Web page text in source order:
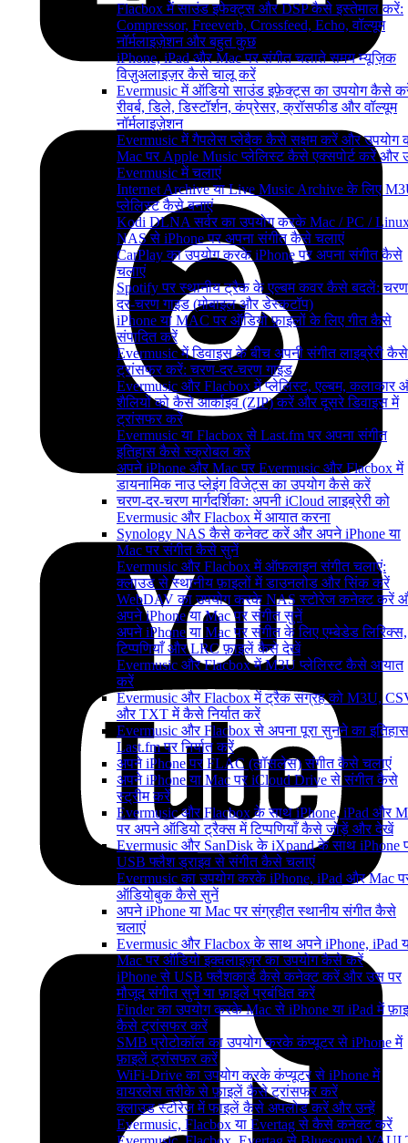
Flacbox में साउंड इफेक्ट्स और DSP कैसे इस्तेमाल करें:
Compressor, Freeverb, Crossfeed, Echo, वॉल्यूम
नॉर्मलाइज़ेशन और बहुत कुछ
iPhone, iPad और Mac पर संगीत चलाते समय म्यूज़िक
विज़ुअलाइज़र कैसे चालू करें
Evermusic में ऑडियो साउंड इफ़ेक्ट्स का उपयोग कैसे
रीवर्ब, डिले, डिस्टॉर्शन, कंप्रेसर, क्रॉसफीड और वॉल्यूम
नॉर्मलाइज़ेशन
Evermusic में गैपलेस प्लेबैक कैसे सक्षम करें और उपयोग
Mac पर Apple Music प्लेलिस्ट कैसे एक्सपोर्ट करें और
Evermusic में चलाएं
Internet Archive या Live Music Archive के लिए
प्लेलिस्ट कैसे बनाएं
Kodi DLNA सर्वर का उपयोग करके Mac / PC /
NAS से iPhone पर अपना संगीत कैसे चलाएं
CarPlay का उपयोग करके iPhone पर अपना संगीत कैसे
चलाएं
Spotify पर स्थानीय ट्रैक के एल्बम कवर कैसे बदलें:
दर-चरण गाइड (मोबाइल और डेस्कटॉप)
iPhone या MAC पर ऑडियो फ़ाइलों के लिए गीत कैसे
संपादित करें
Evermusic में डिवाइस के बीच अपनी संगीत लाइब्रेरी कैसे
ट्रांसफर करें: चरण-दर-चरण गाइड
Evermusic और Flacbox में प्लेलिस्ट, एल्बम, कलाकार
शैलियों को कैसे आर्काइव (ZIP) करें और दूसरे डिवाइस में
ट्रांसफर करें
Evermusic या Flacbox से Last.fm पर अपना संगीत
इतिहास कैसे स्क्रोबल करें
अपने iPhone और Mac पर Evermusic और Flacbox में
डायनामिक नाउ प्लेइंग विजेट्स का उपयोग कैसे करें
चरण-दर-चरण मार्गदर्शिका: अपनी iCloud लाइब्रेरी को
Evermusic और Flacbox में आयात करना
Synology NAS कैसे कनेक्ट करें और अपने iPhone या
Mac पर संगीत कैसे सुनें
Evermusic और Flacbox में ऑफलाइन संगीत चलाएं:
क्लाउड से स्थानीय फ़ाइलों में डाउनलोड और सिंक करें
WebDAV का उपयोग करके NAS स्टोरेज कनेक्ट करें
अपने iPhone या Mac पर संगीत सुनें
अपने iPhone या Mac पर संगीत के लिए एम्बेडेड लिरिक्स,
टिप्पणियाँ और LRC फ़ाइलें कैसे देखें
Evermusic और Flacbox में M3U प्लेलिस्ट कैसे आयात
करें
Evermusic और Flacbox में ट्रैक संग्रह को M3U,
और TXT में कैसे निर्यात करें
Evermusic और Flacbox से अपना पूरा सुनने का इतिहास
Last.fm पर निर्यात करें
अपने iPhone पर FLAC (लॉसलेस) संगीत कैसे चलाएं
अपने iPhone या Mac पर iCloud Drive से संगीत कैसे
स्ट्रीम करें
Evermusic और Flacbox के साथ iPhone, iPad और
पर अपने ऑडियो ट्रैक्स में टिप्पणियाँ कैसे जोड़ें और देखें
Evermusic और SanDisk के iXpand के साथ iPhone
USB फ्लैश ड्राइव से संगीत कैसे चलाएं
Evermusic का उपयोग करके iPhone, iPad और Mac
ऑडियोबुक कैसे सुनें
अपने iPhone या Mac पर संग्रहीत स्थानीय संगीत कैसे
चलाएं
Evermusic और Flacbox के साथ अपने iPhone, iPad
Mac पर ऑडियो इक्वलाइज़र का उपयोग कैसे करें
iPhone से USB फ्लैशकार्ड कैसे कनेक्ट करें और उस पर
मौजूद संगीत सुनें या फ़ाइलें प्रबंधित करें
Finder का उपयोग करके Mac से iPhone या iPad में
कैसे ट्रांसफर करें
SMB प्रोटोकॉल का उपयोग करके कंप्यूटर से iPhone में
फ़ाइलें ट्रांसफर करें
WiFi-Drive का उपयोग करके कंप्यूटर से iPhone में
वायरलेस तरीके से फ़ाइलें कैसे ट्रांसफर करें
क्लाउड स्टोरेज में फाइलें कैसे अपलोड करें और उन्हें
Evermusic, Flacbox या Evertag से कैसे कनेक्ट करें